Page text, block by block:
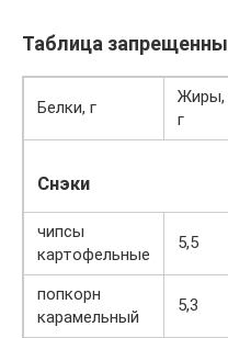
Таблица
Белки, г
Жиры,
г
Снэки
чипсы
картофельные
5,5
попкорн
карамельный
5,3